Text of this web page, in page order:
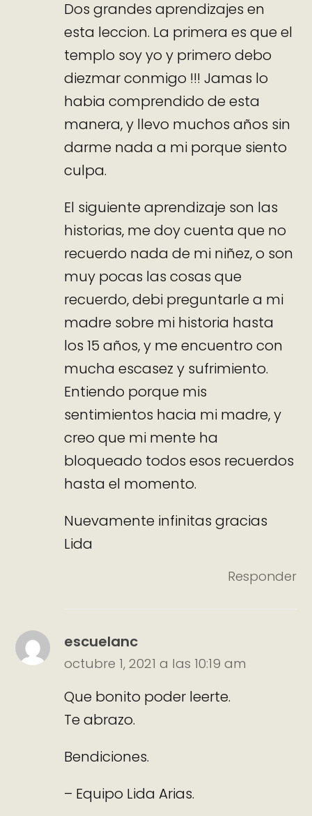
Dos grandes aprendizajes en
esta leccion. La primera es que el
templo soy yo y primero debo
diezmar conmigo !!! Jamas lo
habia comprendido de esta
manera, y llevo muchos años sin
darme nada a mi porque siento
culpa.
El siguiente aprendizaje son las
historias, me doy cuenta que no
recuerdo nada de mi niñez, o son
muy pocas las cosas que
recuerdo, debi preguntarle a mi
madre sobre mi historia hasta
los 15 años, y me encuentro con
mucha escasez y sufrimiento.
Entiendo porque mis
sentimientos hacia mi madre, y
creo que mi mente ha
bloqueado todos esos recuerdos
hasta el momento.
Nuevamente infinitas gracias
Lida
Responder
escuelanc
octubre 1, 2021 a las 10:19 am
Que bonito poder leerte.
Te abrazo.
Bendiciones.
– Equipo Lida Arias.